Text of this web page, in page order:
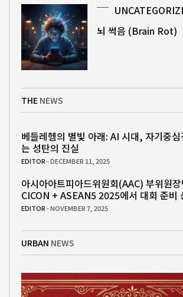
뇌 썩음 (Brain Rot)
THE NEWS
베들레헴의 별빛 아래: AI 시대, 자기중
는 성탄의 진실
EDITOR- DECEMBER 11, 2025
아시아아트피아드위원회(AAC) 부위원
CICON + ASEAN5 2025에서 대회 준비
EDITOR- NOVEMBER 7, 2025
URBAN NEWS